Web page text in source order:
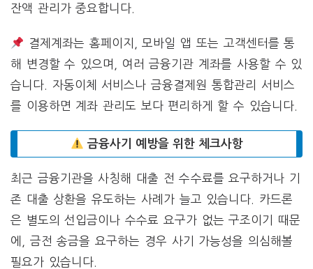
잔액 관리가 중요합니다.
결제계좌는 홈페이지, 모바일 앱 또는 고객센터를 통
해 변경할 수 있으며, 여러 금융기관 계좌를 사용할 수 있
습니다. 자동이체 서비스나 금융결제원 통합관리 서비스
를 이용하면 계좌 관리도 보다 편리하게 할 수 있습니다.
금융사기 예방을 위한 체크사항
최근 금융기관을 사칭해 대출 전 수수료를 요구하거나 기
존 대출 상환을 유도하는 사례가 늘고 있습니다. 카드론
은 별도의 선입금이나 수수료 요구가 없는 구조이기 때문
에, 금전 송금을 요구하는 경우 사기 가능성을 의심해볼
필요가 있습니다.